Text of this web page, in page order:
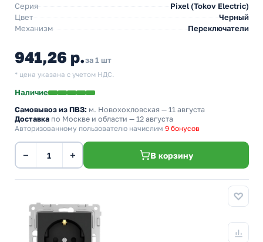
Серия
Pixel (Tokov Electric)
Цвет
Черный
Механизм
Переключатели
941,26 р.за 1 шт
* цена указана с учетом НДС.
Наличие
Самовывоз из ПВЗ: м. Новохохловская — 11 августа
Доставка по Москве и области — 12 августа
Авторизованному пользователю начислим 9 бонусов
− + В корзину